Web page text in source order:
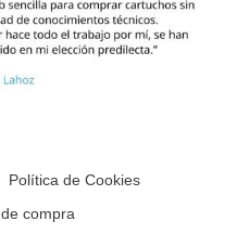
Política de Cookies
compra